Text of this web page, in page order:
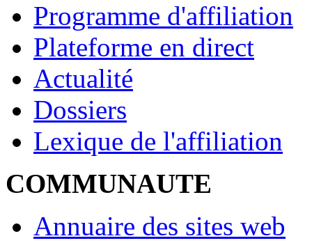
Programme d'affiliation
Plateforme en direct
Actualité
Dossiers
Lexique de l'affiliation
COMMUNAUTE
Annuaire des sites web